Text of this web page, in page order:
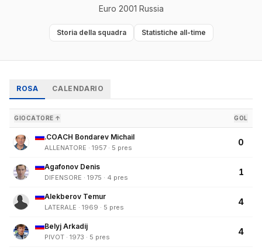
Euro 2001 Russia
Storia della squadra Statistiche all-time
ROSA CALENDARIO
GIOCATORE ↑ GOL
.COACH Bondarev Michail
ALLENATORE · 1957 · 5 pres
0
Agafonov Denis
DIFENSORE · 1975 · 4 pres
1
Alekberov Temur
LATERALE · 1969 · 5 pres
4
Belyj Arkadij
PIVOT · 1973 · 5 pres
4